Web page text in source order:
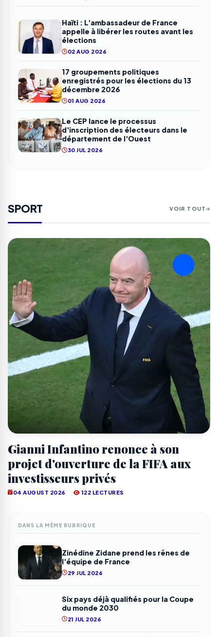
Haïti : L'ambassadeur de France
appelle à libérer les routes avant les
élections
02 AUG 2026
17 groupements politiques
enregistrés pour les élections du 13
décembre 2026
01 AUG 2026
Le CEP lance le processus
d'inscription des électeurs dans le
département de l'Ouest
30 JUL 2026
SPORT VOIR TOUT
Gianni Infantino renonce à son
projet d'ouverture de la FIFA aux
investisseurs privés
04 AUGUST 2026 122 LECTURES
DANS LA MÊME RUBRIQUE
Zinédine Zidane prend les rênes de
l'équipe de France
29 JUL 2026
Six pays déjà qualifiés pour la Coupe
du monde 2030
21 JUL 2026